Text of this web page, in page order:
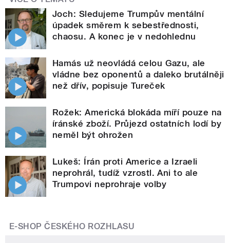
Joch: Sledujeme Trumpův mentální
úpadek směrem k sebestřednosti,
chaosu. A konec je v nedohlednu
Hamás už neovládá celou Gazu, ale
vládne bez oponentů a daleko brutálněji
než dřív, popisuje Tureček
Rožek: Americká blokáda míří pouze na
íránské zboží. Průjezd ostatních lodí by
neměl být ohrožen
Lukeš: Írán proti Americe a Izraeli
neprohrál, tudíž vzrostl. Ani to ale
Trumpovi neprohraje volby
E-SHOP ČESKÉHO ROZHLASU